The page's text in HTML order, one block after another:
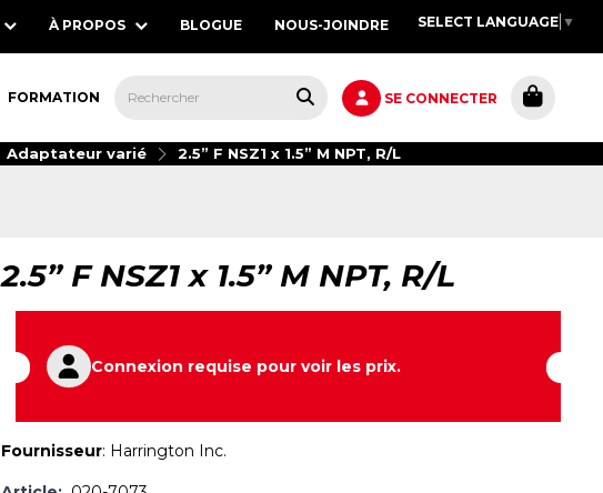
À PROPOS BLOGUE NOUS-JOINDRE SELECT LANGUAGE ▼
SE CONNECTER
ÉQUIPEMENTS,
FORMATION
Adaptateur varié 2.5” F NSZ1 x 1.5” M NPT, R/L
2.5” F NSZ1 x 1.5” M NPT, R/L
Connexion requise pour voir les prix.
Fournisseur: Harrington Inc.